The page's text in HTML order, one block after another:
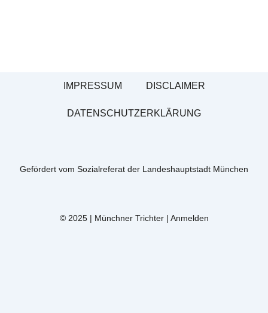
IMPRESSUM DISCLAIMER
DATENSCHUTZERKLÄRUNG
Gefördert vom Sozialreferat der Landeshauptstadt München
© 2025 | Münchner Trichter | Anmelden